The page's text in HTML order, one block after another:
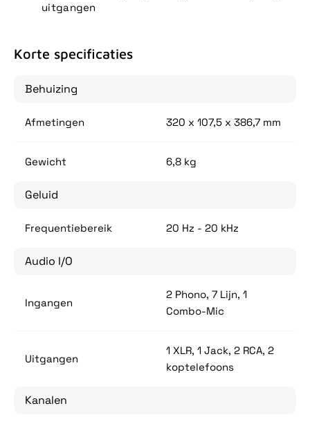
uitgangen
Korte specificaties
Behuizing
Afmetingen 320 x 107,5 x 386,7 mm
Gewicht 6,8 kg
Geluid
Frequentiebereik 20 Hz - 20 kHz
Audio I/O
Ingangen
2 Phono, 7 Lijn, 1
Combo-Mic
Uitgangen
1 XLR, 1 Jack, 2 RCA, 2
koptelefoons
Kanalen